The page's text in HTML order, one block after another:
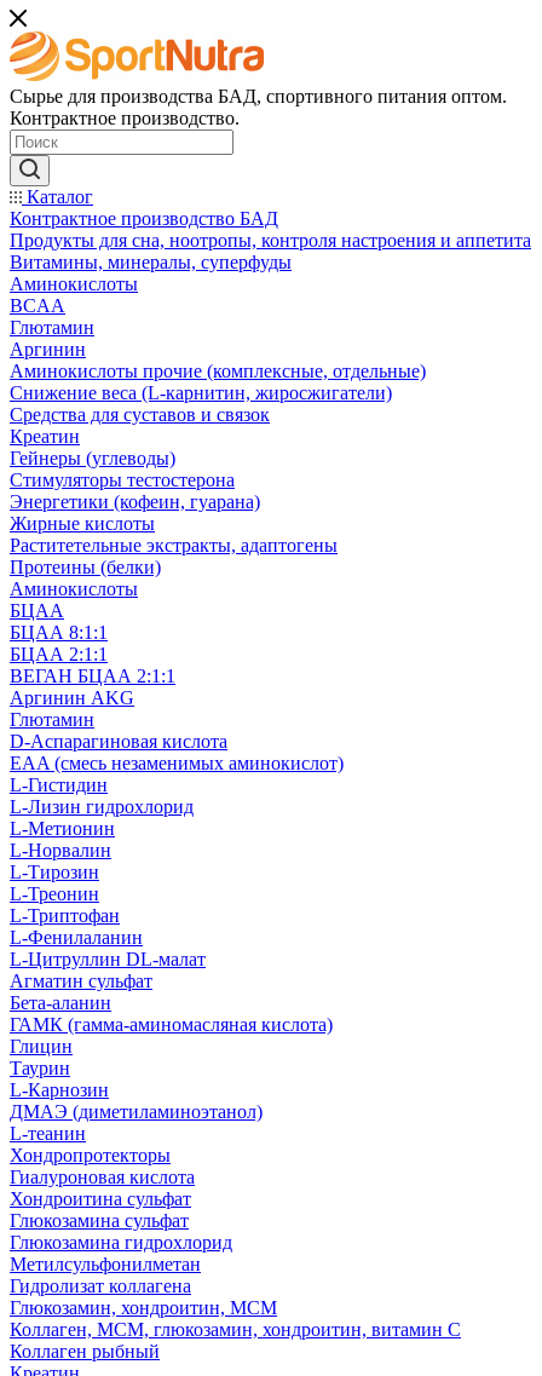
Сырье для производства БАД, спортивного питания оптом.
Контрактное производство.
Каталог
Контрактное производство БАД
Продукты для сна, ноотропы, контроля настроения и аппетита
Витамины, минералы, суперфуды
Аминокислоты
BCAA
Глютамин
Аргинин
Аминокислоты прочие (комплексные, отдельные)
Снижение веса (L-карнитин, жиросжигатели)
Средства для суставов и связок
Креатин
Гейнеры (углеводы)
Стимуляторы тестостерона
Энергетики (кофеин, гуарана)
Жирные кислоты
Раститетельные экстракты, адаптогены
Протеины (белки)
Аминокислоты
БЦАА
БЦАА 8:1:1
БЦАА 2:1:1
ВЕГАН БЦАА 2:1:1
Аргинин AKG
Глютамин
D-Аспарагиновая кислота
EAA (смесь незаменимых аминокислот)
L-Гистидин
L-Лизин гидрохлорид
L-Метионин
L-Норвалин
L-Тирозин
L-Треонин
L-Триптофан
L-Фенилаланин
L-Цитруллин DL-малат
Агматин cульфат
Бета-аланин
ГАМК (гамма-аминомасляная кислота)
Глицин
Таурин
L-Карнозин
ДМАЭ (диметиламиноэтанол)
L-теанин
Хондропротекторы
Гиалуроновая кислота
Хондроитина сульфат
Глюкозамина сульфат
Глюкозамина гидрохлорид
Метилсульфонилметан
Гидролизат коллагена
Глюкозамин, хондроитин, МСМ
Коллаген, МСМ, глюкозамин, хондроитин, витамин С
Коллаген рыбный